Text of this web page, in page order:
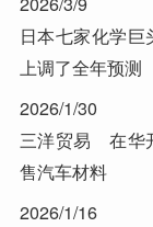
日本七家化学
上调了全年预测
2026/1/30
三洋贸易 在华
售汽车材料
2026/1/16